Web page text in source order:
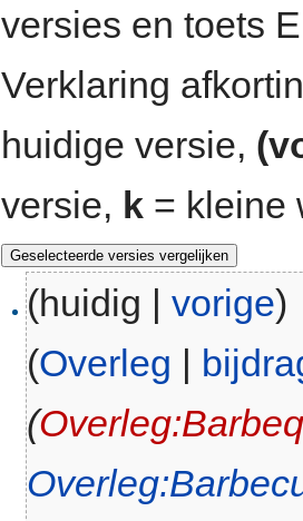
versies en toets
Verklaring
huidige versie,
versie, k = kleine
(huidig |vorige)
(Overleg |
(